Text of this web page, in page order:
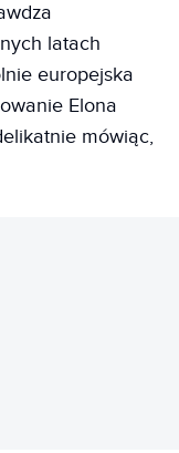
latach
europejska
Elona
mówiąc,